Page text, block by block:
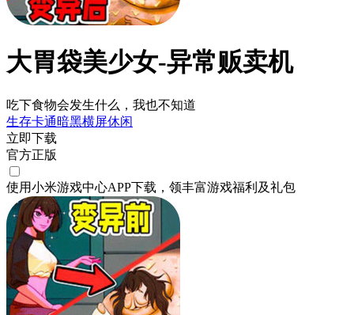
大胃袋美少女-异常贩卖机
吃下食物会发生什么，我也不知道
生存卡通暗黑横屏休闲
立即下载
官方正版
使用小米游戏中心APP下载 ，领丰富游戏福利 及礼包